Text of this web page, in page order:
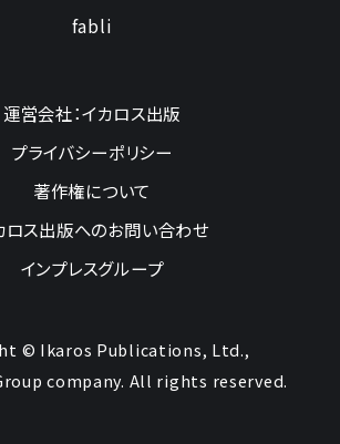
fabli
運営会社：イカロス出版
プライバシーポリシー
著作権について
ロス出版へのお問い合わせ
インプレスグループ
© Ikaros Publications, Ltd.,
company. All rights reserved.